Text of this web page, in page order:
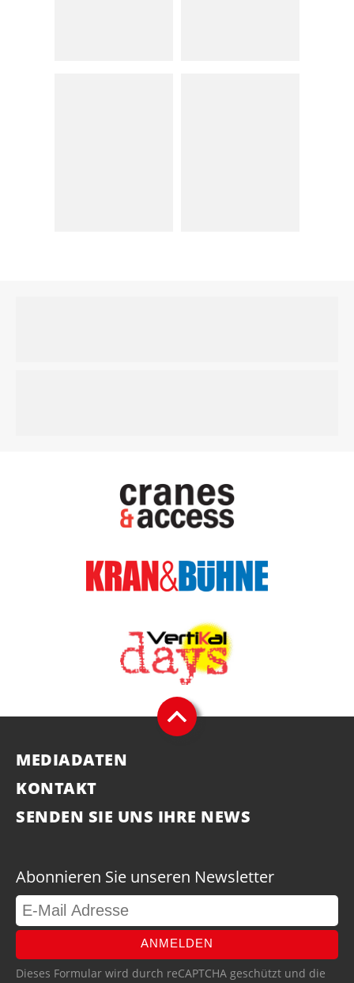
MEDIADATEN
KONTAKT
SENDEN SIE UNS IHRE NEWS
Abonnieren Sie unseren Newsletter
ANMELDEN
Dieses Formular wird durch reCAPTCHA geschützt und die